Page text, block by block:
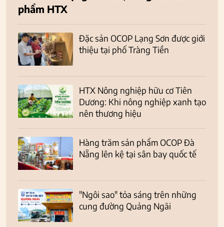
phẩm HTX
Đặc sản OCOP Lạng Sơn được giới
thiệu tại phố Tràng Tiền
HTX Nông nghiệp hữu cơ Tiên
Dương: Khi nông nghiệp xanh tạo
nên thương hiệu
Hàng trăm sản phẩm OCOP Đà
Nẵng lên kệ tại sân bay quốc tế
"Ngôi sao" tỏa sáng trên những
cung đường Quảng Ngãi